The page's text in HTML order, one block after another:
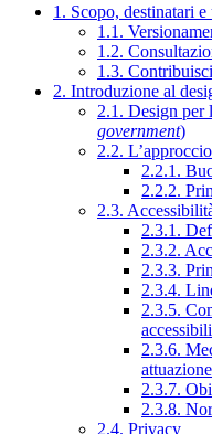
1. Scopo, destinatari
1.1.
1.2.
1.3.
2. Introduzione al
2.1. Design per
government)
2.2.
2.2.1.
2.2.2.
2.3.
2.3.1.
2.3.2.
2.3.3.
2.3.4.
2.3.5.
2.3.6.
attuazione
2.3.7.
2.3.8.
2.4. Privacy